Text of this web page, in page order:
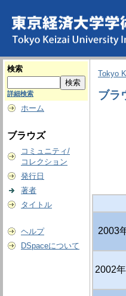
検索
詳細検索
ホーム
ブラウズ
コミュニティ/
コレクション
発行日
著者
タイトル
ヘルプ
DSpaceについて
Tokyo
ブラ
2003
2002